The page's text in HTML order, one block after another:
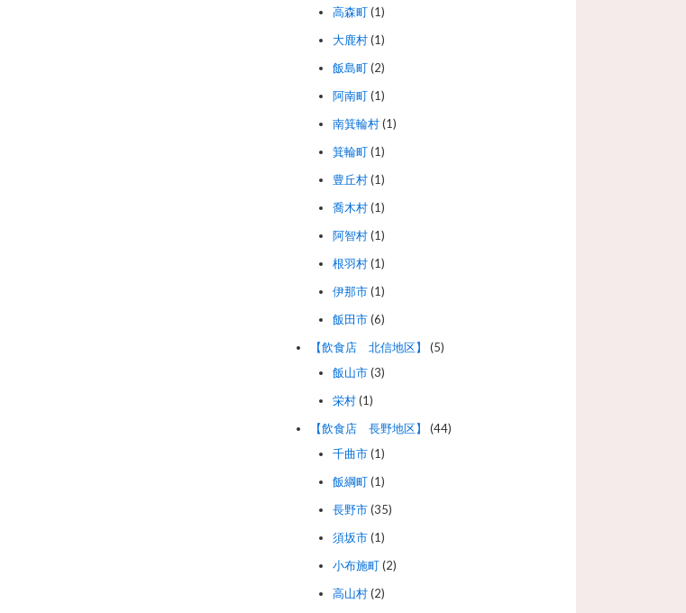
高森町(1)
大鹿村(1)
飯島町(2)
阿南町(1)
南箕輪村(1)
箕輪町(1)
豊丘村(1)
喬木村(1)
阿智村(1)
根羽村(1)
伊那市(1)
飯田市(6)
【飲食店 北信地区】
(5)
飯山市(3)
栄村(1)
【飲食店 長野地区】
(44)
千曲市(1)
飯綱町(1)
長野市(35)
須坂市(1)
小布施町(2)
高山村(2)